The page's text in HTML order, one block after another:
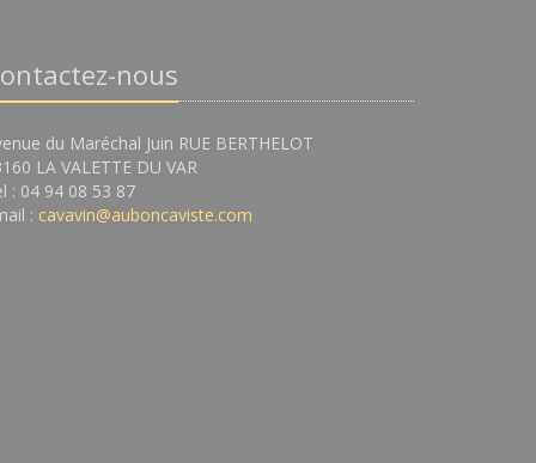
nous
du Maréchal Juin RUE BERTHELOT
LA VALETTE DU VAR
: 04 94 08 53 87
: cavavin@auboncaviste.com